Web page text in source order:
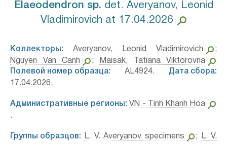
Elaeodendron sp.⁣ det. Averyanov, Leonid
Vladimirovich at 17.04.2026
Коллекторы: Averyanov, Leonid Vladimirovich
;
Nguyen Van Canh
;
Maisak, Tatiana Viktorovna
Полевой номер образца: AL4924. Дата сбора:
17.04.2026.
Административные регионы: VN - Tinh Khanh Hoa
.
Группы образцов: L. V. Averyanov specimens ;
L. V.